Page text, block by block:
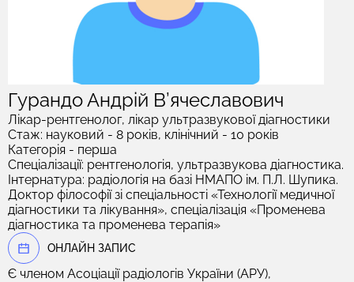
Гурандо Андрій В’ячеславович
Лікар-рентгенолог, лікар ультразвукової діагностики
Стаж: науковий - 8 років, клінічний - 10 років
Категорія - перша
Спеціалізації: рентгенологія, ультразвукова діагностика.
Інтернатура: радіологія на базі НМАПО ім. П.Л. Шупика.
Доктор філософії зі спеціальності «Технології медичної
діагностики та лікування», спеціалізація «Променева
діагностика та променева терапія»
OНЛАЙН ЗАПИС
Є членом Асоціації радіологів України (АРУ),